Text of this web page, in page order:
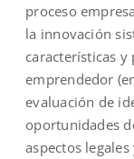
proceso
la innovación
características
emprendedor
evaluación de
oportunidades
aspectos